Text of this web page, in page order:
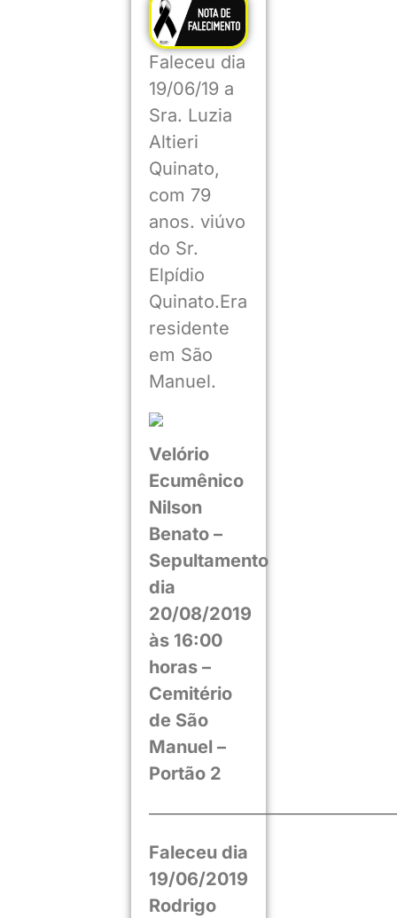
Faleceu dia
19/06/19 a
Sra. Luzia
Altieri
Quinato,
com 79
anos. viúvo
do Sr.
Elpídio
Quinato.Era
residente
em São
Manuel.
Velório
Ecumênico
Nilson
Benato –
Sepultamento
dia
20/08/2019
às 16:00
horas –
Cemitério
de São
Manuel –
Portão 2
Faleceu dia
19/06/2019
Rodrigo